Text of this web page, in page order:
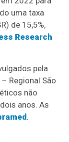
uma taxa
de 15,5%,
Research
pela
Regional São
não
anos. As
.